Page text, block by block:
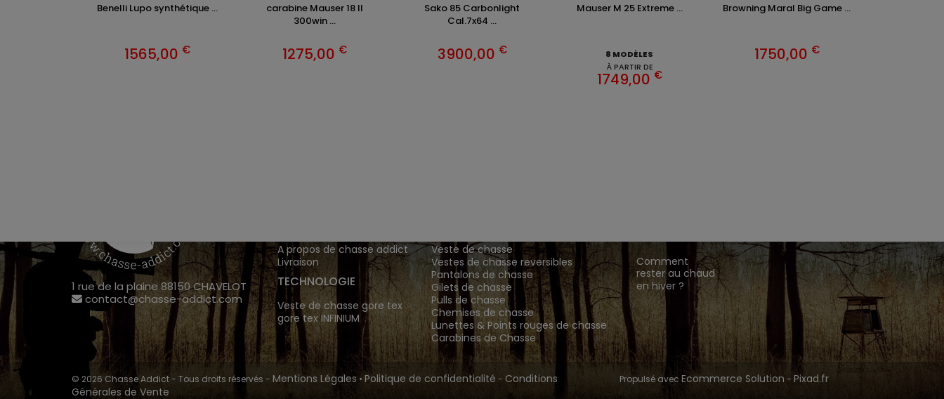
Benelli Lupo synthétique ...
1565,00 €
carabine Mauser 18 II
300win ...
1275,00 €
Sako 85 Carbonlight
Cal.7x64 ...
3900,00 €
Mauser M 25 Extreme ...
8 MODÈLES
À PARTIR DE
1749,00 €
Browning Maral Big Game ...
1750,00 €
1 rue de la plaine 88150 CHAVELOT
contact@chasse-addict.com
A propos de chasse addict
Livraison
TECHNOLOGIE
Veste de chasse gore tex
gore tex INFINIUM
Veste de chasse
Vestes de chasse reversibles
Pantalons de chasse
Gilets de chasse
Pulls de chasse
Chemises de chasse
Lunettes & Points rouges de chasse
Carabines de Chasse
Comment
rester au chaud
en hiver ?
© 2026 Chasse Addict - Tous droits réservés - Mentions Légales • Politique de confidentialité - Conditions
Générales de Vente
Propulsé avec Ecommerce Solution - Pixad.fr